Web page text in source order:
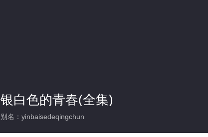
银白色的青春(全集)
别名：yinbaisedeqingchun